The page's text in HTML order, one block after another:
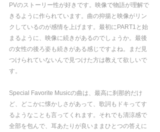
PVのストーリー性が好きです。映像で物語が理解で
きるように作られています。曲の抑揚と映像がリン
クしているのが感情を上げます。最初にPART1と始
まるように、映像に続きがあるのでしょうか。最後
の女性の後ろ姿も続きがある感じですよね。まだ見
つけられていないんで見つけた方は教えて欲しいで
す。
Special Favorite Musicの曲は、最高に刹那的だけ
ど、どこかに懐かしさがあって、歌詞もドキってす
るようなことも言ってくれます。それでも清涼感で
全部を包んで、耳あたりが良いままひとつの答えに